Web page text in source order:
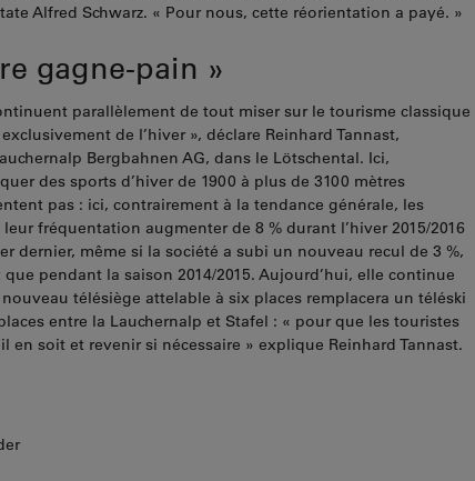
Alfred Schwarz. « Pour nous, cette réorientation a payé. »
gagne-pain »
parallèlement de tout miser sur le tourisme classique
de l’hiver », déclare Reinhard Tannast,
Bergbahnen AG, dans le Lötschental. Ici,
des sports d’hiver de 1900 à plus de 3100 mètres
pas : ici, contrairement à la tendance générale, les
fréquentation augmenter de 8 % durant l’hiver 2015/2016
dernier, même si la société a subi un nouveau recul de 3 %,
pendant la saison 2014/2015. Aujourd’hui, elle continue
télésiège attelable à six places remplacera un téléski
entre la Lauchernalp et Stafel : « pour que les touristes
en soit et revenir si nécessaire » explique Reinhard Tannast.